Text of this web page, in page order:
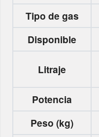
Tipo de gas
Disponible
Litraje
Potencia
Peso (kg)